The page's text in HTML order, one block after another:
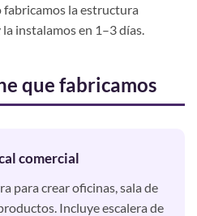
fabricamos la estructura
instalamos en 1–3 días.
que fabricamos
comercial
para crear oficinas, sala de
Incluye escalera de